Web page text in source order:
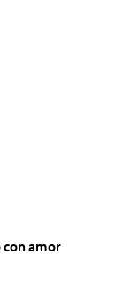
con amor